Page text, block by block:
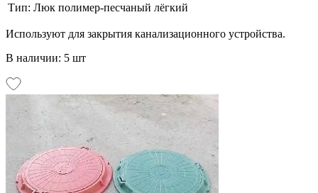
Тип: Люк полимер-песчаный лёгкий
Используют для закрытия канализационного устройства.
В наличии: 5 шт